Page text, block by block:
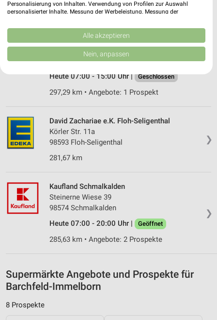
286,90 km • Angebote: 1 Prospekt
❯
nahkauf Dermbach Ot Stadtlengsfeld
36466 Dermbach Ot Stadtlengsfeld
Heute 07:00 - 15:00 Uhr | Geschlossen
297,29 km • Angebote: 1 Prospekt
❯
David Zachariae e.K. Floh-Seligenthal
Körler Str. 11a
98593 Floh-Seligenthal
281,67 km
❯
Kaufland Schmalkalden
Steinerne Wiese 39
98574 Schmalkalden
Heute 07:00 - 20:00 Uhr |
Geöffnet
285,63 km • Angebote: 2 Prospekte
Supermärkte Angebote und Prospekte für
Barchfeld-Immelborn
8 Prospekte
Personalisierung von Inhalten. Verwendung von Profilen zur Auswahl
personalisierter Inhalte. Messung der Werbeleistung. Messung der
Kombinationen von Daten aus verschiedenen Quellen. Entwicklung und
Verbesserung der Angebote. Verwendung reduzierter Daten zur Auswahl
von Inhalten.
Daten können außerhalb der Europäischen Union weitergegeben und in die
USA gesendet werden.
Website/App.
Partnerliste anzeigen (1 IAB-Anbieter)
Speichern von oder Zugriff auf Informationen
auf einem Endgerät
Verwendung reduzierter Daten zur Auswahl von
Erstellung von Profilen für personalisierte
Werbung
Verwendung von Profilen zur Auswahl
personalisierter Werbung
Erstellung von Profilen zur Personalisierung
Verwendung von Profilen zur Auswahl
personalisierter Inhalte
Alle akzeptieren
Nein, anpassen